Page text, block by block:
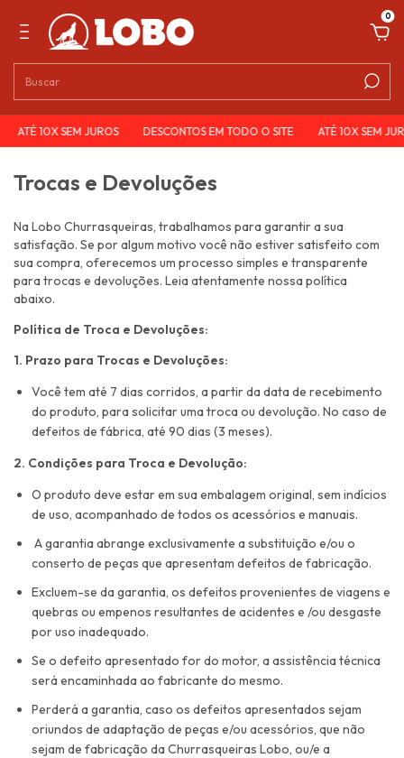
0
ATÉ 10X SEM JUROS DESCONTOS EM TODO O SITE ATÉ 10X SEM
Trocas e Devoluções
Na Lobo Churrasqueiras, trabalhamos para garantir a sua
satisfação. Se por algum motivo você não estiver satisfeito com
sua compra, oferecemos um processo simples e transparente
para trocas e devoluções. Leia atentamente nossa política
abaixo.
Política de Troca e Devoluções:
1. Prazo para Trocas e Devoluções:
Você tem até 7 dias corridos, a partir da data de recebimento
do produto, para solicitar uma troca ou devolução. No caso de
defeitos de fábrica, até 90 dias (3 meses).
2. Condições para Troca e Devolução:
O produto deve estar em sua embalagem original, sem indícios
de uso, acompanhado de todos os acessórios e manuais.
⁠A garantia abrange exclusivamente a substituição e/ou o
conserto de peças que apresentam defeitos de fabricação.
Excluem-se da garantia, os defeitos provenientes de viagens e
quebras ou empenos resultantes de acidentes e /ou desgaste
por uso inadequado.
Se o defeito apresentado for do motor, a assistência técnica
será encaminhada ao fabricante do mesmo.
⁠Perderá a garantia, caso os defeitos apresentados sejam
oriundos de adaptação de peças e/ou acessórios, que não
sejam de fabricação da Churrasqueiras Lobo, ou/e a